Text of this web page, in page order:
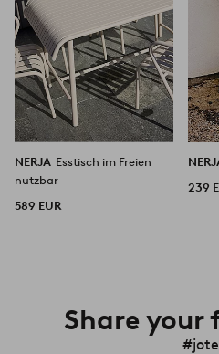
NERJA Esstisch im Freien
nutzbar
589 EUR
239
Share your